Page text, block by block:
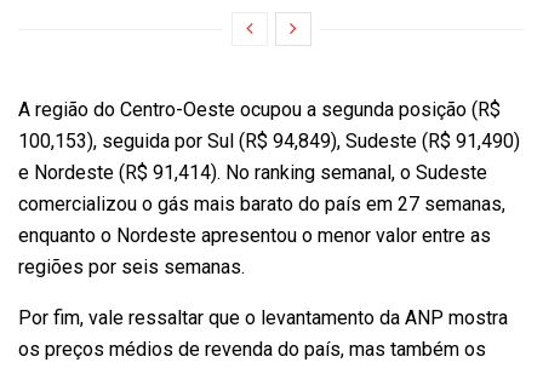
A região do Centro-Oeste ocupou a segunda posição (R$
100,153), seguida por Sul (R$ 94,849), Sudeste (R$ 91,490)
e Nordeste (R$ 91,414). No ranking semanal, o Sudeste
comercializou o gás mais barato do país em 27 semanas,
enquanto o Nordeste apresentou o menor valor entre as
regiões por seis semanas.
Por fim, vale ressaltar que o levantamento da ANP mostra
os preços médios de revenda do país, mas também os